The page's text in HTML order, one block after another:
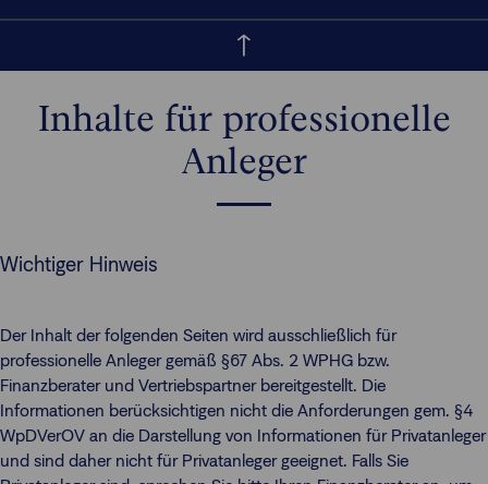
Inhalte für professionelle
Anleger
Wichtiger Hinweis
Der Inhalt der folgenden Seiten wird ausschließlich für
professionelle Anleger gemäß §67 Abs. 2 WPHG bzw.
Finanzberater und Vertriebspartner bereitgestellt. Die
Informationen berücksichtigen nicht die Anforderungen gem. §4
WpDVerOV an die Darstellung von Informationen für Privatanleger
und sind daher nicht für Privatanleger geeignet. Falls Sie